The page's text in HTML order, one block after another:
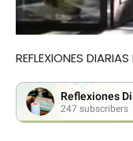
REFLEXIONES